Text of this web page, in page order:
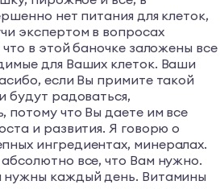
нет питания для клеток,
экспертом в вопросах
что в этой баночке заложены все
для Ваших клеток. Ваши
если Вы примите такой
будут радоваться,
потому что Вы даете им все
и развития. Я говорю о
ингредиентах, минералах.
все, что Вам нужно.
нужны каждый день. Витамины